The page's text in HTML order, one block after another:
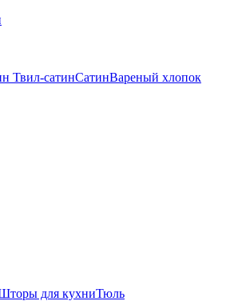
Твил-сатинСатинВареный хлопок
для кухниТюль